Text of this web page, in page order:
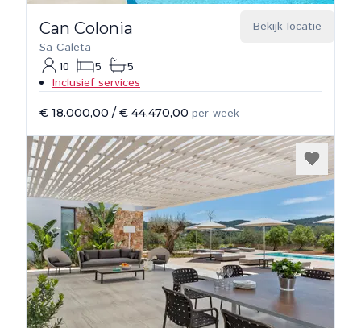
Bekijk locatie
Can Colonia
Sa Caleta
10
5
5
Inclusief services
€ 18.000,00 / € 44.470,00 per week